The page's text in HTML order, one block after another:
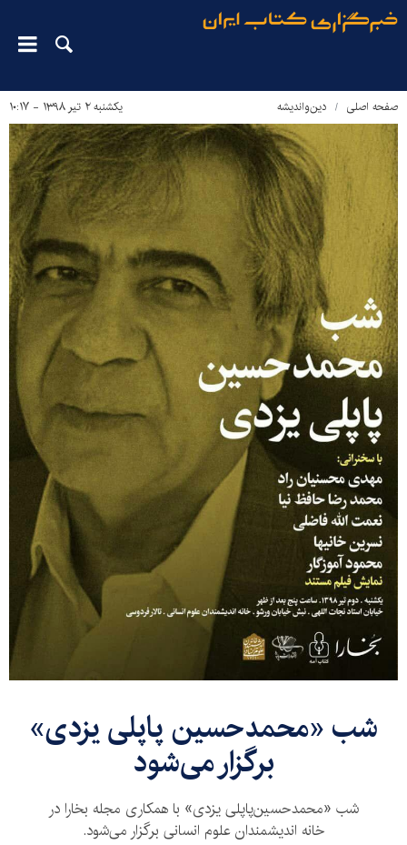
صفحه اصلی دین‌واندیشه یکشنبه ۲ تیر ۱۳۹۸ - ۱۰:۱۷
​شب «محمدحسین پاپلی یزدی»
برگزار می‌شود
شب «محمدحسین‌پاپلی یزدی» با همکاری مجله بخارا در
خانه اندیشمندان علوم انسانی برگزار می‌شود.